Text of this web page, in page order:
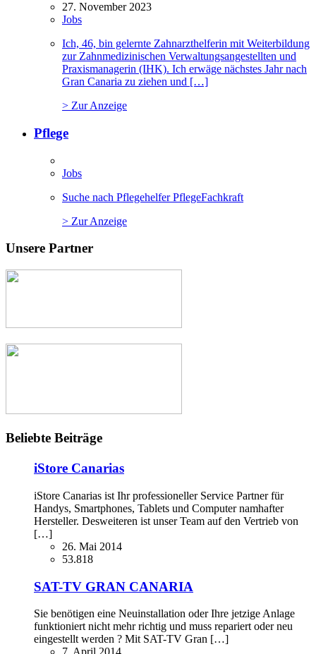
27. November 2023
Jobs
Ich, 46, bin gelernte Zahnarzthelferin mit Weiterbildung
zur Zahnmedizinischen Verwaltungsangestellten und
Praxismanagerin (IHK). Ich erwäge nächstes Jahr nach
Gran Canaria zu ziehen und […]
> Zur Anzeige
Pflege
Jobs
Suche nach Pflegehelfer PflegeFachkraft
> Zur Anzeige
Unsere Partner
Beliebte Beiträge
iStore Canarias
iStore Canarias ist Ihr professioneller Service Partner für
Handys, Smartphones, Tablets und Computer namhafter
Hersteller. Desweiteren ist unser Team auf den Vertrieb von
[…]
26. Mai 2014
53.818
SAT-TV GRAN CANARIA
Sie benötigen eine Neuinstallation oder Ihre jetzige Anlage
funktioniert nicht mehr richtig und muss repariert oder neu
eingestellt werden ? Mit SAT-TV Gran […]